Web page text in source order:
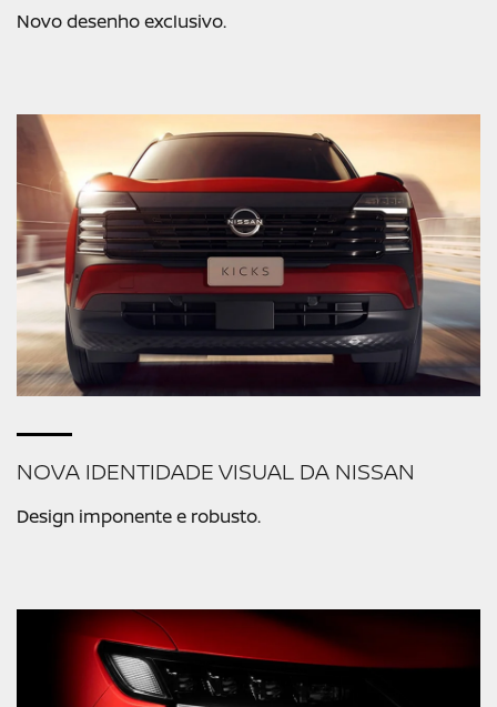
Novo desenho exclusivo.
NOVA IDENTIDADE VISUAL DA NISSAN
Design imponente e robusto.